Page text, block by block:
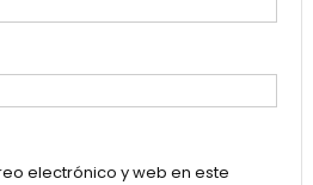
electrónico y web en este